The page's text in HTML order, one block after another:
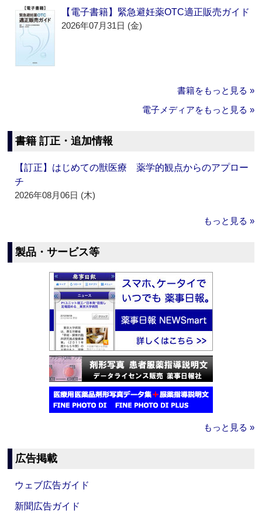
【電子書籍】緊急避妊薬OTC適正販売ガイド
2026年07月31日 (金)
書籍をもっと見る »
電子メディアをもっと見る »
書籍 訂正・追加情報
【訂正】はじめての獣医療 薬学的観点からのアプロー
チ
2026年08月06日 (木)
もっと見る »
製品・サービス等
もっと見る »
広告掲載
ウェブ広告ガイド
新聞広告ガイド